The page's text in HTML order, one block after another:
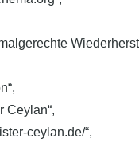
Ceylan“,
ceylan.de/“,